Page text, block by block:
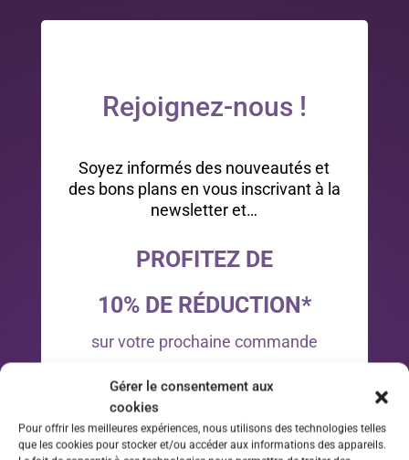
Gérer le consentement aux
cookies
Pour offrir les meilleures expériences, nous utilisons des technologies telles
que les cookies pour stocker et/ou accéder aux informations des appareils.
Rejoignez-nous !
Soyez informés des nouveautés et
des bons plans en vous inscrivant à la
newsletter et…
PROFITEZ DE
10% DE RÉDUCTION*
sur votre prochaine commande
*Offre valable 30 jours à compter de la date d’inscription
à la newsletter sur votre prochaine commande.